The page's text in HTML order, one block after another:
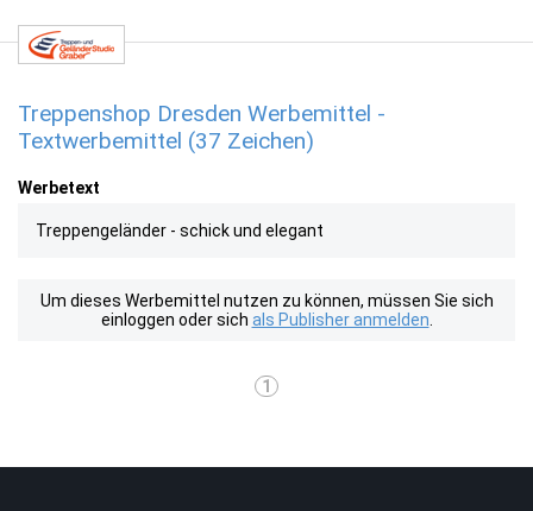
Treppenshop Dresden Werbemittel -
Textwerbemittel (37 Zeichen)
Werbetext
Treppengeländer - schick und elegant
Um dieses Werbemittel nutzen zu können, müssen Sie sich
einloggen oder sich als Publisher anmelden
1